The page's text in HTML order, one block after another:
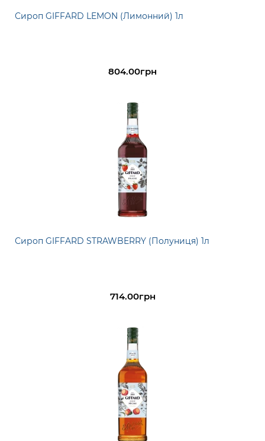
Сироп GIFFARD LEMON (Лимонний) 1л
804.00грн
Сироп GIFFARD STRAWBERRY (Полуниця) 1л
714.00грн